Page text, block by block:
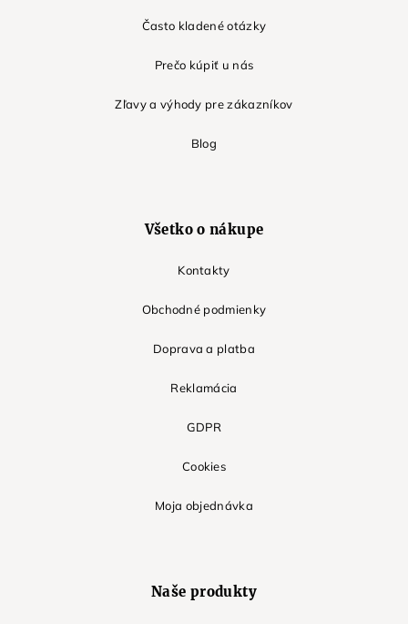
Často kladené otázky
Prečo kúpiť u nás
Zľavy a výhody pre zákazníkov
Blog
Všetko o nákupe
Kontakty
Obchodné podmienky
Doprava a platba
Reklamácia
GDPR
Cookies
Moja objednávka
Naše produkty